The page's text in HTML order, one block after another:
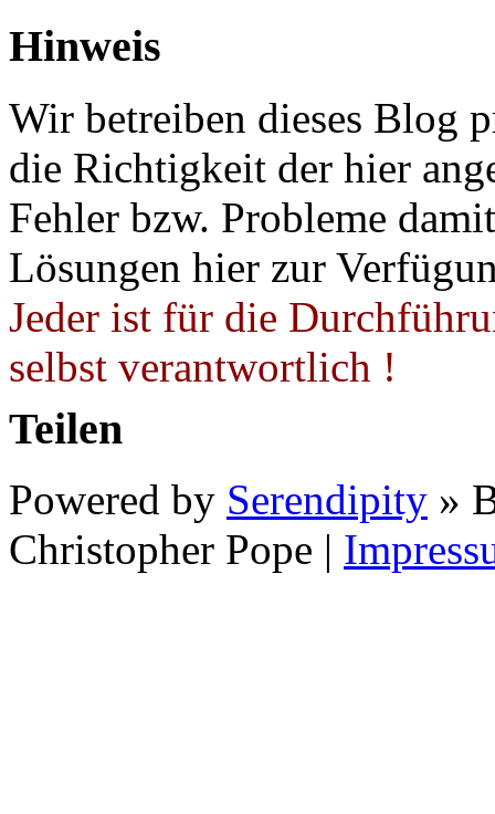
Hinweis
Wir betreiben dieses Blog
die Richtigkeit der hier
Fehler bzw. Probleme
Lösungen hier zur
Jeder ist für die
selbst verantwortlich !
Teilen
Powered by Serendipity »
Christopher Pope |